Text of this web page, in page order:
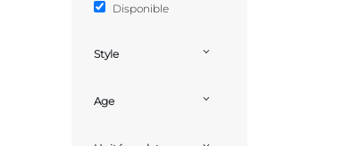
Disponible
Style
Age